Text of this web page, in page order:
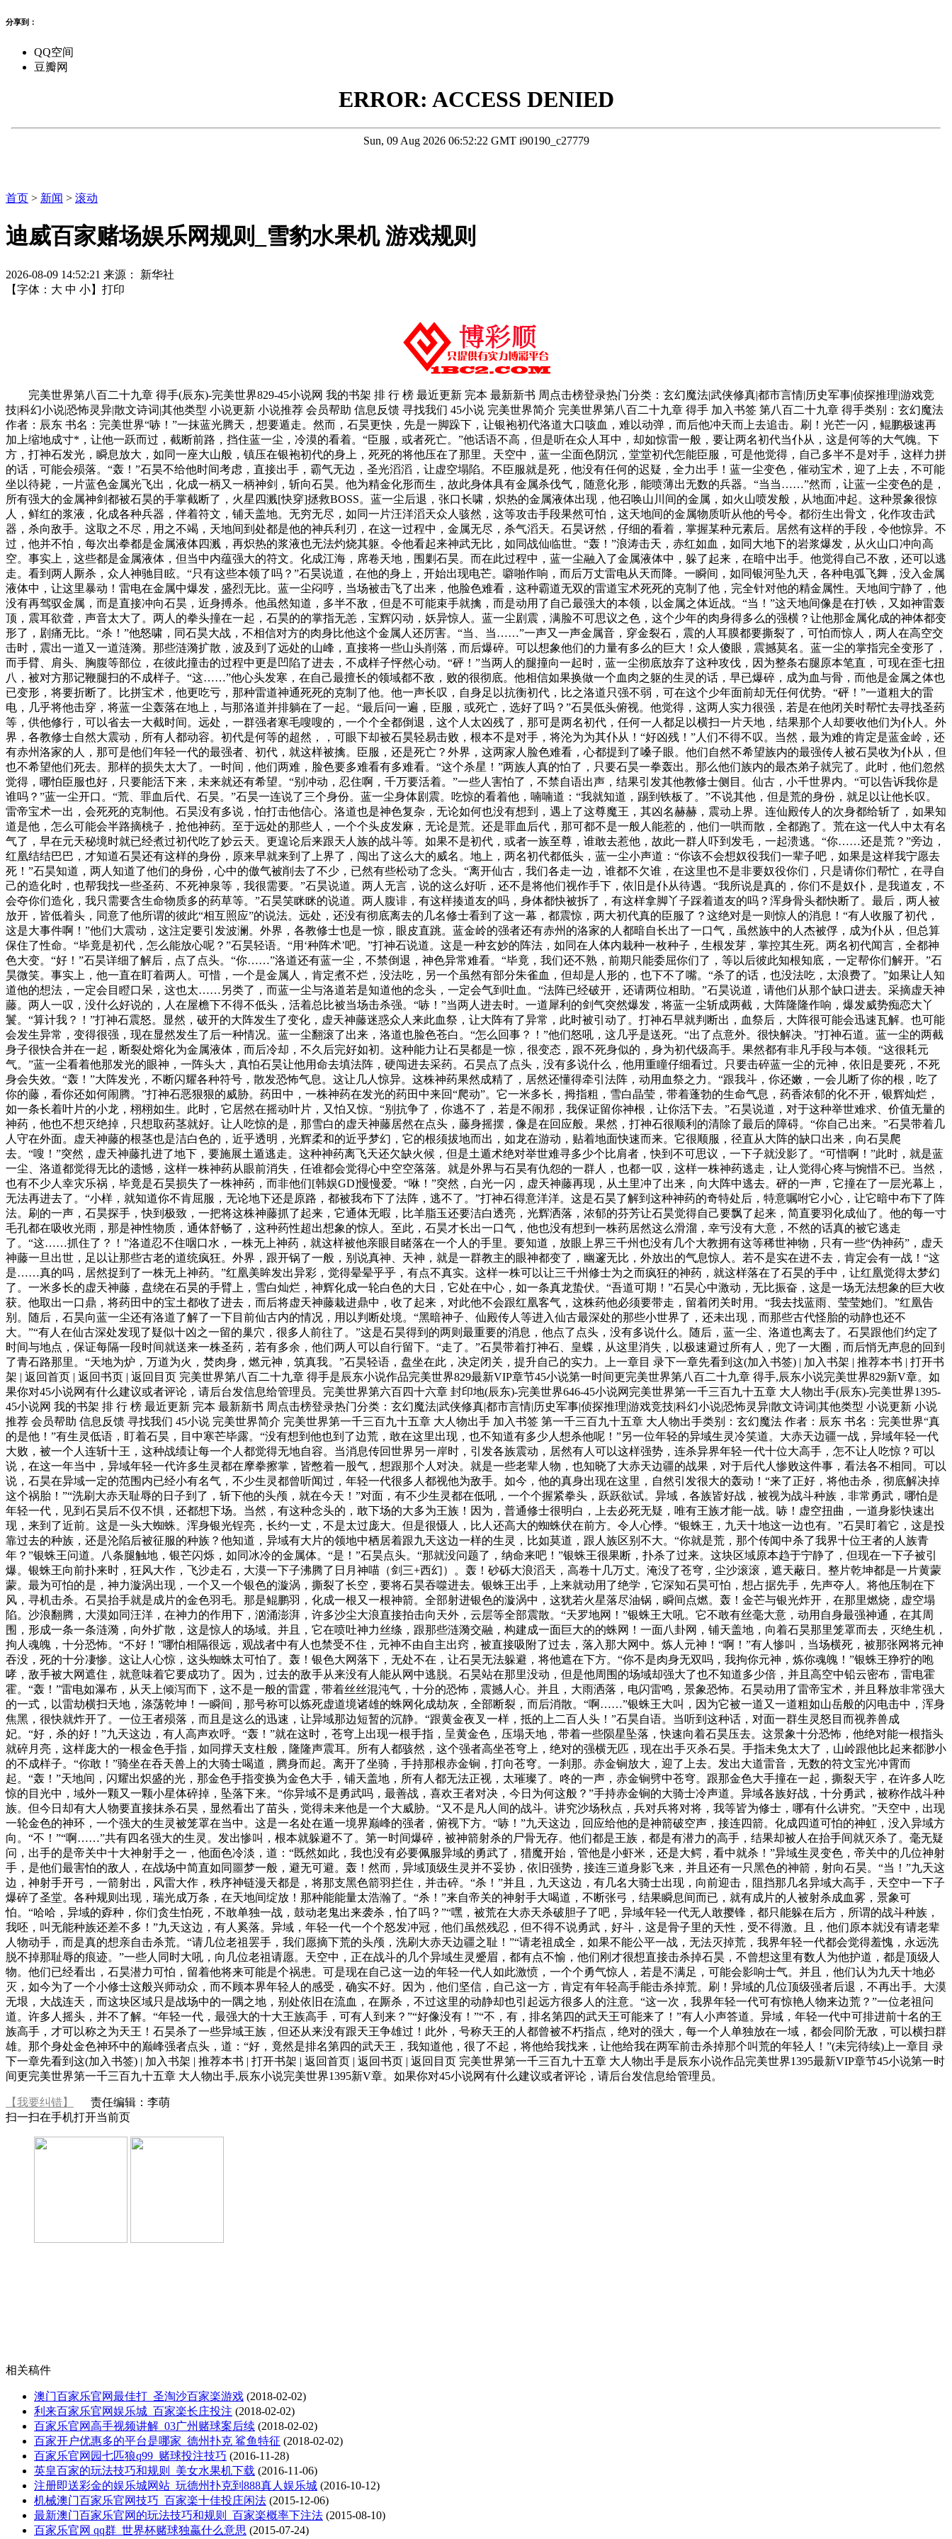
分享到：
QQ空间
豆瓣网
首页 > 新闻 > 滚动
迪威百家赌场娱乐网规则_雪豹水果机 游戏规则
2026-08-09 14:52:21 来源： 新华社
【字体： 大 中 小】 打印
完美世界第八百二十九章 得手(辰东)-完美世界829-45小说网 我的书架 排 行 榜 最近更新 完本 最新新书 周点击榜登录热门分类：玄幻魔法|武侠修真|都市言情|历史军事|侦探推理|游戏竞
技|科幻小说|恐怖灵异|散文诗词|其他类型 小说更新 小说推荐 会员帮助 信息反馈 寻找我们 45小说 完美世界简介 完美世界第八百二十九章 得手 加入书签 第八百二十九章 得手类别：玄幻魔法
作者：辰东 书名：完美世界“哧！”一抹蓝光腾天，想要遁走。然而，石昊更快，先是一脚跺下，让银袍初代洛道大口咳血，难以动弹，而后他冲天而上去追击。刷！光芒一闪，鲲鹏极速再
加上缩地成寸*，让他一跃而过，截断前路，挡住蓝一尘，冷漠的看着。“臣服，或者死亡。”他话语不高，但是听在众人耳中，却如惊雷一般，要让两名初代当仆从，这是何等的大气魄。下
方，打神石发光，瞬息放大，如同一座大山般，镇压在银袍初代的身上，死死的将他压在了那里。天空中，蓝一尘面色阴沉，堂堂初代怎能臣服，可是他觉得，自己多半不是对手，这样力拼
的话，可能会殒落。“轰！”石昊不给他时间考虑，直接出手，霸气无边，圣光滔滔，让虚空塌陷。不臣服就是死，他没有任何的迟疑，全力出手！蓝一尘变色，催动宝术，迎了上去，不可能
坐以待毙，一片蓝色金属光飞出，化成一柄又一柄神剑，斩向石昊。他为精金化形而生，故此身体具有金属杀伐气，随意化形，能喷薄出无数的兵器。“当当……”然而，让蓝一尘变色的是，
所有强大的金属神剑都被石昊的手掌截断了，火星四溅[快穿]拯救BOSS。蓝一尘后退，张口长啸，炽热的金属液体出现，他召唤山川间的金属，如火山喷发般，从地面冲起。这种景象很惊
人，鲜红的浆液，化成各种兵器，伴着符文，铺天盖地。无穷无尽，如同一片汪洋滔天众人骇然，这等攻击手段果然可怕，这天地间的金属物质听从他的号令。都衍生出骨文，化作攻击武
器，杀向敌手。这取之不尽，用之不竭，天地间到处都是他的神兵利刃，在这一过程中，金属无尽，杀气滔天。石昊讶然，仔细的看着，掌握某种元素后。居然有这样的手段，令他惊异。不
过，他并不怕，每次出拳都是金属液体四溅，再炽热的浆液也无法灼烧其躯。令他看起来神武无比，如同战仙临世。“轰！”浪涛击天，赤红如血，如同大地下的岩浆爆发，从火山口冲向高
空。事实上，这些都是金属液体，但当中内蕴强大的符文。化成江海，席卷天地，围剿石昊。而在此过程中，蓝一尘融入了金属液体中，躲了起来，在暗中出手。他觉得自己不敌，还可以逃
走。看到两人厮杀，众人神驰目眩。“只有这些本领了吗？”石昊说道，在他的身上，开始出现电芒。噼啪作响，而后万丈雷电从天而降。一瞬间，如同银河坠九天，各种电弧飞舞，没入金属
液体中，让这里暴动！雷电在金属中爆发，盛烈无比。蓝一尘闷哼，当场被击飞了出来，他脸色难看，这种霸道无双的雷道宝术死死的克制了他，完全针对他的精金属性。天地间宁静了，他
没有再驾驭金属，而是直接冲向石昊，近身搏杀。他虽然知道，多半不敌，但是不可能束手就擒，而是动用了自己最强大的本领，以金属之体近战。“当！”这天地间像是在打铁，又如神雷轰
顶，震耳欲聋，声音太大了。两人的拳头撞在一起，石昊的的掌指无恙，宝辉闪动，妖异惊人。蓝一尘剧震，满脸不可思议之色，这个少年的肉身得多么的强横？让他那金属化成的神体都变
形了，剧痛无比。“杀！”他怒啸，同石昊大战，不相信对方的肉身比他这个金属人还厉害。“当、当……”一声又一声金属音，穿金裂石，震的人耳膜都要撕裂了，可怕而惊人，两人在高空交
击时，震出一道又一道涟漪。那些涟漪扩散，波及到了远处的山峰，直接将一些山头削落，而后爆碎。可以想象他们的力量有多么的巨大！众人傻眼，震撼莫名。蓝一尘的掌指完全变形了，
而手臂、肩头、胸腹等部位，在彼此撞击的过程中更是凹陷了进去，不成样子怦然心动。“砰！”当两人的腿撞向一起时，蓝一尘彻底放弃了这种攻伐，因为整条右腿原本笔直，可现在歪七扭
八，被对方那记鞭腿扫的不成样子。“这……”他心头发寒，在自己最擅长的领域都不敌，败的很彻底。他相信如果换做一个血肉之躯的生灵的话，早已爆碎，成为血与骨，而他是金属之体也
已变形，将要折断了。比拼宝术，他更吃亏，那种雷道神通死死的克制了他。他一声长叹，自身足以抗衡初代，比之洛道只强不弱，可在这个少年面前却无任何优势。“砰！”一道粗大的雷
电，几乎将他击穿，将蓝一尘轰落在地上，与那洛道并排躺在了一起。“最后问一遍，臣服，或死亡，选好了吗？”石昊低头俯视。他觉得，这两人实力很强，若是在他闭关时帮忙去寻找圣药
等，供他修行，可以省去一大截时间。远处，一群强者寒毛嗖嗖的，一个个全都倒退，这个人太凶残了，那可是两名初代，任何一人都足以横扫一片天地，结果那个人却要收他们为仆人。外
界，各教修士自然大震动，所有人都动容。初代是何等的超然，，可眼下却被石昊轻易击败，根本不是对手，将沦为为其仆从！“好凶残！”人们不得不叹。当然，最为难的肯定是蓝金岭，还
有赤州洛家的人，那可是他们年轻一代的最强者、初代，就这样被擒。臣服，还是死亡？外界，这两家人脸色难看，心都提到了嗓子眼。他们自然不希望族内的最强传人被石昊收为仆从，但
也不希望他们死去。那样的损失太大了。一时间，他们两难，脸色要多难看有多难看。“这个杀星！”两族人真的怕了，只要石昊一拳轰出。那么他们族内的最杰弟子就完了。此时，他们忽然
觉得，哪怕臣服也好，只要能活下来，未来就还有希望。“别冲动，忍住啊，千万要活着。”一些人害怕了，不禁自语出声，结果引发其他教修士侧目。仙古，小千世界内。“可以告诉我你是
谁吗？”蓝一尘开口。“荒、罪血后代、石昊。”石昊一连说了三个身份。蓝一尘身体剧震。吃惊的看着他，喃喃道：“我就知道，踢到铁板了。”不说其他，但是荒的身份，就足以让他长叹。
雷帝宝术一出，会死死的克制他。石昊没有多说，怕打击他信心。洛道也是神色复杂，无论如何也没有想到，遇上了这尊魔王，其凶名赫赫，震动上界。连仙殿传人的次身都给斩了，如果知
道是他，怎么可能会半路摘桃子，抢他神药。至于远处的那些人，一个个头皮发麻，无论是荒。还是罪血后代，那可都不是一般人能惹的，他们一哄而散，全都跑了。荒在这一代人中太有名
气了，早在元天秘境时就已经煮过初代吃了妙云天。更遑论后来跟天人族的战斗等。如果不是初代，或者一族至尊，谁敢去惹他，故此一群人吓到发毛，一起溃逃。“你……还是荒？”旁边，
红凰结结巴巴，才知道石昊还有这样的身份，原来早就来到了上界了，闯出了这么大的威名。地上，两名初代都低头，蓝一尘小声道：“你该不会想奴役我们一辈子吧，如果是这样我宁愿去
死！”石昊知道，两人知道了他们的身份，心中的傲气被削去了不少，已然有些松动了念头。“离开仙古，我们各走一边，谁都不欠谁，在这里也不是非要奴役你们，只是请你们帮忙，在寻自
己的造化时，也帮我找一些圣药、不死神泉等，我很需要。”石昊说道。两人无言，说的这么好听，还不是将他们视作手下，依旧是仆从待遇。“我所说是真的，你们不是奴仆，是我道友，不
会夺你们造化，我只需要含生命物质多的药草等。”石昊笑眯眯的说道。两人腹诽，有这样揍道友的吗，身体都快被拆了，有这样拿脚丫子踩着道友的吗？浑身骨头都快断了。最后，两人被
放开，皆低着头，同意了他所谓的彼此“相互照应”的说法。远处，还没有彻底离去的几名修士看到了这一幕，都震惊，两大初代真的臣服了？这绝对是一则惊人的消息！“有人收服了初代，
这是大事件啊！”他们大震动，这注定要引发波澜。外界，各教修士也是一惊，眼皮直跳。蓝金岭的强者还有赤州的洛家的人都暗自长出了一口气，虽然族中的人杰被俘，成为仆从，但总算
保住了性命。“毕竟是初代，怎么能放心呢？”石昊轻语。“用‘种阵术’吧。”打神石说道。这是一种玄妙的阵法，如同在人体内栽种一枚种子，生根发芽，掌控其生死。两名初代闻言，全都神
色大变。“好！”石昊详细了解后，点了点头。“你……”洛道还有蓝一尘，不禁倒退，神色异常难看。“毕竟，我们还不熟，前期只能委屈你们了，等以后彼此知根知底，一定帮你们解开。”石
昊微笑。事实上，他一直在盯着两人。可惜，一个是金属人，肯定煮不烂，没法吃，另一个虽然有部分朱雀血，但却是人形的，也下不了嘴。“杀了的话，也没法吃，太浪费了。”如果让人知
道他的想法，一定会目瞪口呆，这也太……另类了，而蓝一尘与洛道若是知道他的念头，一定会气到吐血。“法阵已经破开，还请两位相助。”石昊说道，请他们从那个缺口进去。采摘虚天神
藤。两人一叹，没什么好说的，人在屋檐下不得不低头，活着总比被当场击杀强。“哧！”当两人进去时。一道犀利的剑气突然爆发，将蓝一尘斩成两截，大阵隆隆作响，爆发威势痴恋大丫
鬟。“算计我？！”打神石震怒。显然，破开的大阵发生了变化，虚天神藤迷惑众人来此血祭，让大阵有了异常，此时被引动了。打神石早就判断出，血祭后，大阵很可能会迅速瓦解。也可能
会发生异常，变得很强，现在显然发生了后一种情况。蓝一尘翻滚了出来，洛道也脸色苍白。“怎么回事？！”他们怒吼，这几乎是送死。“出了点意外。很快解决。”打神石道。蓝一尘的两截
身子很快合并在一起，断裂处熔化为金属液体，而后冷却，不久后完好如初。这种能力让石昊都是一惊，很变态，跟不死身似的，身为初代级高手。果然都有非凡手段与本领。“这很耗元
气。”蓝一尘看着他那发光的眼神，一阵头大，真怕石昊让他用命去填法阵，硬闯进去采药。石昊点了点头，没有多说什么，他用重瞳仔细看过。只要击碎蓝一尘的元神，依旧是要死，不死
身会失效。“轰！”大阵发光，不断闪耀各种符号，散发恐怖气息。这让几人惊异。这株神药果然成精了，居然还懂得牵引法阵，动用血祭之力。“跟我斗，你还嫩，一会儿断了你的根，吃了
你的藤，看你还如何闹腾。”打神石恶狠狠的威胁。药田中，一株神药在发光的药田中来回“爬动”。它一米多长，拇指粗，雪白晶莹，带着蓬勃的生命气息，药香浓郁的化不开，银辉灿烂，
如一条长着叶片的小龙，栩栩如生。此时，它居然在摇动叶片，又怕又惊。“别抗争了，你逃不了，若是不闹邪，我保证留你神根，让你活下去。”石昊说道，对于这种举世难求、价值无量的
神药，他也不想灭绝掉，只想取药茎就好。让人吃惊的是，那雪白的虚天神藤居然在点头，藤身摇摆，像是在回应般。果然，打神石很顺利的清除了最后的障碍。“你自己出来。”石昊带着几
人守在外面。虚天神藤的根茎也是洁白色的，近乎透明，光辉柔和的近乎梦幻，它的根须拔地而出，如龙在游动，贴着地面快速而来。它很顺服，径直从大阵的缺口出来，向石昊爬
去。“嗖！”突然，虚天神藤扎进了地下，要施展土遁逃走。这种神药离飞天还欠缺火候，但是土遁术绝对举世难寻多少个比肩者，快到不可思议，一下子就没影了。“可惜啊！”此时，就是蓝
一尘、洛道都觉得无比的遗憾，这样一株神药从眼前消失，任谁都会觉得心中空空落落。就是外界与石昊有仇怨的一群人，也都一叹，这样一株神药逃走，让人觉得心疼与惋惜不已。当然，
也有不少人幸灾乐祸，毕竟是石昊损失了一株神药，而非他们[韩娱GD]慢慢爱。“咻！”突然，白光一闪，虚天神藤再现，从土里冲了出来，向大阵中逃去。砰的一声，它撞在了一层光幕上，
无法再进去了。“小样，就知道你不肯屈服，无论地下还是原路，都被我布下了法阵，逃不了。”打神石得意洋洋。这是石昊了解到这种神药的奇特处后，特意嘱咐它小心，让它暗中布下了阵
法。刷的一声，石昊探手，快到极致，一把将这株神藤抓了起来，它通体无暇，比羊脂玉还要洁白透亮，光辉洒落，浓郁的芬芳让石昊觉得自己要飘了起来，简直要羽化成仙了。他的每一寸
毛孔都在吸收光雨，那是神性物质，通体舒畅了，这种药性超出想象的惊人。至此，石昊才长出一口气，他也没有想到一株药居然这么滑溜，幸亏没有大意，不然的话真的被它逃走
了。“这……抓住了？！”洛道忍不住咽口水，一株无上神药，就这样被他亲眼目睹落在一个人的手里。要知道，放眼上界三千州也没有几个大教拥有这等稀世神物，只有一些“伪神药”，虚天
神藤一旦出世，足以让那些古老的道统疯狂。外界，跟开锅了一般，别说真神、天神，就是一群教主的眼神都变了，幽邃无比，外放出的气息惊人。若不是实在进不去，肯定会有一战！“这
是……真的吗，居然捉到了一株无上神药。”红凰美眸发出异彩，觉得晕晕乎乎，有点不真实。这样一株可以让三千州修士为之而疯狂的神药，就这样落在了石昊的手中，让红凰觉得太梦幻
了。一米多长的虚天神藤，盘绕在石昊的手臂上，雪白灿烂，神辉化成一轮白色的大日，它处在中心，如一条真龙蛰伏。“吾道可期！”石昊心中激动，无比振奋，这是一场无法想象的巨大收
获。他取出一口鼎，将药田中的宝土都收了进去，而后将虚天神藤栽进鼎中，收了起来，对此他不会跟红凰客气，这株药他必须要带走，留着闭关时用。“我去找蓝雨、莹莹她们。”红凰告
别。随后，石昊向蓝一尘还有洛道了解了一下目前仙古内的情况，用以判断处境。“黑暗神子、仙殿传人等进入仙古最深处的那些小世界了，还未出现，而那些古代怪胎的动静也还不
大。”“有人在仙古深处发现了疑似十凶之一留的巢穴，很多人前往了。”这是石昊得到的两则最重要的消息，他点了点头，没有多说什么。随后，蓝一尘、洛道也离去了。石昊跟他们约定了
时间与地点，保证每隔一段时间就送来一株圣药，若有多余，他们两人可以自行留下。“走了。”石昊带着打神石、皇蝶，从这里消失，以极速避过所有人，兜了一大圈，而后悄无声息的回到
了青石路那里。“天地为炉，万道为火，焚肉身，燃元神，筑真我。”石昊轻语，盘坐在此，决定闭关，提升自己的实力。上一章目 录下一章先看到这(加入书签) | 加入书架 | 推荐本书 | 打开书
架 | 返回首页 | 返回书页 | 返回目页 完美世界第八百二十九章 得手是辰东小说作品完美世界829最新VIP章节45小说第一时间更完美世界第八百二十九章 得手,辰东小说完美世界829新V章。如
果你对45小说网有什么建议或者评论，请后台发信息给管理员。完美世界第六百四十六章 封印地(辰东)-完美世界646-45小说网完美世界第一千三百九十五章 大人物出手(辰东)-完美世界1395-
45小说网 我的书架 排 行 榜 最近更新 完本 最新新书 周点击榜登录热门分类：玄幻魔法|武侠修真|都市言情|历史军事|侦探推理|游戏竞技|科幻小说|恐怖灵异|散文诗词|其他类型 小说更新 小说
推荐 会员帮助 信息反馈 寻找我们 45小说 完美世界简介 完美世界第一千三百九十五章 大人物出手 加入书签 第一千三百九十五章 大人物出手类别：玄幻魔法 作者：辰东 书名：完美世界“真
的是他！”有生灵低语，盯着石昊，目中寒芒毕露。“没有想到他也到了边荒，敢在这里出现，也不知道有多少人想杀他呢！”另一位年轻的异域生灵冷笑道。大赤天边疆一战，异域年轻一代
大败，被一个人连斩十王，这种战绩让每一个人都觉得无地自容。当消息传回世界另一岸时，引发各族震动，居然有人可以这样强势，连杀异界年轻一代十位大高手，怎不让人吃惊？可以
说，在这一年当中，异域年轻一代许多生灵都在摩拳擦掌，皆憋着一股气，想跟那个人对决。就是一些老辈人物，也知晓了大赤天边疆的战果，对于后代人惨败这件事，看法各不相同。可以
说，石昊在异域一定的范围内已经小有名气，不少生灵都曾听闻过，年轻一代很多人都视他为敌手。如今，他的真身出现在这里，自然引发很大的轰动！“来了正好，将他击杀，彻底解决掉
这个祸胎！”“洗刷大赤天耻辱的日子到了，斩下他的头颅，就在今天！”对面，有不少生灵都在低吼，一个个握紧拳头，跃跃欲试。异域，各族皆好战，被视为战斗种族，非常勇武，哪怕是
年轻一代，见到石昊后不仅不惧，还都想下场。当然，有这种念头的，敢下场的大多为王族！因为，普通修士很明白，上去必死无疑，唯有王族才能一战。哧！虚空扭曲，一道身影快速出
现，来到了近前。这是一头大蜘蛛。浑身银光锃亮，长约一丈，不是太过庞大。但是很慑人，比人还高大的蜘蛛伏在前方。令人心悸。“银蛛王，九天十地这一边也有。”石昊盯着它，这是投
靠过去的种族，还是沦陷后被征服的种族？他知道，异域有大片的领地中栖居着跟九天这边一样的生灵，比如莫道，跟人族区别不大。“你就是荒，那个传闻中杀了我界十位王者的人族青
年？”银蛛王问道。八条腿触地，银芒闪烁，如同冰冷的金属体。“是！”石昊点头。“那就没问题了，纳命来吧！”银蛛王很果断，扑杀了过来。这块区域原本趋于宁静了，但现在一下子被引
爆。银蛛王向前扑来时，狂风大作，飞沙走石，大漠一下子沸腾了日月神喵（剑三+西幻）。轰！砂砾大浪滔天，高卷十几万丈。淹没了苍穹，尘沙滚滚，遮天蔽日。整片乾坤都是一片黄蒙
蒙。最为可怕的是，神力漩涡出现，一个又一个银色的漩涡，撕裂了长空，要将石昊吞噬进去。银蛛王出手，上来就动用了绝学，它深知石昊可怕，想占据先手，先声夺人。将他压制在下
风，寻机击杀。石昊抬手就是成片的金色羽毛。那是鲲鹏羽，化成一根又一根神箭。全部射进银色的漩涡中，这犹若火星落尽油锅，瞬间点燃。轰！金芒与银光炸开，在那里燃烧，虚空塌
陷。沙浪翻腾，大漠如同汪洋，在神力的作用下，汹涌澎湃，许多沙尘大浪直接拍击向天外，云层等全部震散。“天罗地网！”银蛛王大吼。它不敢有丝毫大意，动用自身最强神通，在其周
围，形成一条一条涟漪，向外扩散，这是惊人的场域。并且，它在喷吐神力丝绦，跟那些涟漪交融，构建成一面巨大的的蛛网！一面八卦网，铺天盖地，向着石昊那里笼罩而去，灭绝生机，
拘人魂魄，十分恐怖。“不好！”哪怕相隔很远，观战者中有人也禁受不住，元神不由自主出窍，被直接吸附了过去，落入那大网中。炼人元神！“啊！”有人惨叫，当场横死，被那张网将元神
吞没，死的十分凄惨。这让人心惊，这头蜘蛛太可怕了。轰！银色大网落下，无处不在，让石昊无法躲避，将他遮在下方。“你不是肉身无双吗，我拘你元神，炼你魂魄！”银蛛王狰狞的咆
哮，敌手被大网遮住，就意味着它要成功了。因为，过去的敌手从来没有人能从网中逃脱。石昊站在那里没动，但是他周围的场域却强大了也不知道多少倍，并且高空中铅云密布，雷电霍
霍。“轰！”雷电如瀑布，从天上倾泻而下，这不是一般的雷霆，带着丝丝混沌气，十分的恐怖，震撼人心。并且，大雨洒落，电闪雷鸣，景象恐怖。石昊动用了雷帝宝术，并且释放非常强大
的一式，以雷劫横扫天地，涤荡乾坤！一瞬间，那号称可以炼死虚道境诸雄的蛛网化成劫灰，全部断裂，而后消散。“啊……”银蛛王大叫，因为它被一道又一道粗如山岳般的闪电击中，浑身
焦黑，很快就炸开了。一位王者殒落，而且是这么的迅速，让异域那边短暂的沉静。“跟黄金夜叉一样，抵的上二百人头！”石昊自语。当听到这种话，对面一群生灵怒目而视养兽成
妃。“好，杀的好！”九天这边，有人高声欢呼。“轰！”就在这时，苍穹上出现一根手指，呈黄金色，压塌天地，带着一些陨星坠落，快速向着石昊压去。这景象十分恐怖，他绝对能一根指头
就碎月亮，这样庞大的一根金色手指，如同撑天支柱般，隆隆声震耳。所有人都骇然，这个强者高坐苍穹上，绝对的强横无匹，现在出手灭杀石昊。手指未免太大了，山岭跟他比起来都渺小
的不成样子。“你敢！”骑坐在吞天兽上的大骑士喝道，腾身而起。离开了坐骑，手持那根赤金锏，打向苍穹。一刹那。赤金锏放大，迎了上去。发出大道雷音，无数的符文宝光冲霄而
起。“轰！”天地间，闪耀出炽盛的光，那金色手指变换为金色大手，铺天盖地，所有人都无法正视，太璀璨了。咚的一声，赤金锏劈中苍穹。跟那金色大手撞在一起，撕裂天宇，在许多人吃
惊的目光中，域外一颗又一颗小星体碎掉，坠落下来。“你异域不是勇武吗，最善战，喜欢王者对决，今日为何这般？”手持赤金锏的大骑士冷声道。异域各族好战，十分勇武，被称作战斗种
族。但今日却有大人物要直接抹杀石昊，显然看出了苗头，觉得未来他是一个大威胁。“又不是凡人间的战斗。讲究沙场秋点，兵对兵将对将，我等皆为修士，哪有什么讲究。”天空中，出现
一轮金色的神环，一个强大的生灵被笼罩在当中。这是一名处在遁一境界巅峰的强者，俯视下方。“哧！”九天这边，回应给他的是神箭破空声，接连四箭。化成四道可怕的神虹，没入异域方
向。“不！”“啊……”共有四名强大的生灵。发出惨叫，根本就躲避不了。第一时间爆碎，被神箭射杀的尸骨无存。他们都是王族，都是有潜力的高手，结果却被人在抬手间就灭杀了。毫无疑
问，出手的是帝关中十大神射手之一，他面色冷淡，道：“既然如此，我也没有必要佩服异域的勇武了，猎魔开始，管他是小虾米，还是大鳄，看中就杀！”异域生灵变色，帝关中的几位神射
手，是他们最害怕的敌人，在战场中简直如同噩梦一般，避无可避。轰！然而，异域顶级生灵并不妥协，依旧强势，接连三道身影飞来，并且还有一只黑色的神箭，射向石昊。“当！”九天这
边，神射手开弓，一箭射出，风雷大作，秩序神链漫天都是，将那支黑色箭羽拦住，并击碎。“杀！”并且，九天这边，有几名大骑士出现，向前迎击，阻挡那几名异域大高手，天空中一下子
爆碎了圣堂。各种规则出现，瑞光成万条，在天地间绽放！那种能能量太浩瀚了。“杀！”来自帝关的神射手大喝道，不断张弓，结果瞬息间而已，就有成片的人被射杀成血雾，景象可
怕。“哈哈，异域的孬种，你们贪生怕死，不敢单独一战，鼓动老鬼出来袭杀，怕了吗？”“嘿，被荒在大赤天杀破胆子了吧，异域年轻一代无人敢撄锋，都只能躲在后方，所谓的战斗种族，
我呸，叫无能种族还差不多！”九天这边，有人奚落。异域，年轻一代一个个怒发冲冠，他们虽然残忍，但不得不说勇武，好斗，这是骨子里的天性，受不得激。且，他们原本就没有请老辈
人物动手，而是真的想亲自击杀荒。“请几位老祖罢手，我们愿摘下荒的头颅，洗刷大赤天边疆之耻！”“请老祖成全，如果不能公平一战，无法灭掉荒，我界年轻一代都会觉得羞愧，永远洗
脱不掉那耻辱的痕迹。”一些人同时大吼，向几位老祖请愿。天空中，正在战斗的几个异域生灵蹙眉，都有点不愉，他们刚才很想直接击杀掉石昊，不曾想这里有数人为他护道，都是顶级人
物。他们已经看出，石昊潜力可怕，留着他将来可能是个祸患。可是现在自己这一边的年轻一代人如此激愤，一个个勇气惊人，若是不满足，可能会影响士气。并且，他们认为九天十地必
灭，如今为了一个小修士这般兴师动众，而不顾本界年轻人的感受，确实不好。因为，他们坚信，自己这一方，肯定有年轻高手能击杀掉荒。刷！异域的几位顶级强者后退，不再出手。大漠
无垠，大战连天，而这块区域只是战场中的一隅之地，别处依旧在流血，在厮杀，不过这里的动静却也引起远方很多人的注意。“这一次，我界年轻一代可有惊艳人物来边荒？”一位老祖问
道。许多人摇头，并不了解。“年轻一代，最强大的十大王族高手，可有人到来？”“好像没有！”“不，有，排名第四的武天王可能来了！”有人小声答道。异域，年轻一代中可排进前十名的王
族高手，才可以称之为天王！石昊杀了一些异域王族，但还从来没有跟天王争雄过！此外，号称天王的人都曾被不朽指点，绝对的强大，每一个人单独放在一域，都会同阶无敌，可以横扫群
雄。那个身处金色神环中的巅峰强者点头，道：“好，竟然是排名第四的武天王，我知道他，很了不起，将他给我找来，让他给我在两军前击杀掉那个叫荒的年轻人！”(未完待续)上一章目 录
下一章先看到这(加入书签) | 加入书架 | 推荐本书 | 打开书架 | 返回首页 | 返回书页 | 返回目页 完美世界第一千三百九十五章 大人物出手是辰东小说作品完美世界1395最新VIP章节45小说第一时
间更完美世界第一千三百九十五章 大人物出手,辰东小说完美世界1395新V章。如果你对45小说网有什么建议或者评论，请后台发信息给管理员。
【我要纠错】
责任编辑：李萌
扫一扫在手机打开当前页
相关稿件
澳门百家乐官网最佳打_圣淘沙百家楽游戏 (2018-02-02)
利来百家乐官网娱乐城_百家楽长庄投注 (2018-02-02)
百家乐官网高手视频讲解_03广州赌球案后续 (2018-02-02)
百家开户优惠多的平台是哪家_德州扑克 鲨鱼特征 (2018-02-02)
百家乐官网园七匹狼q99_赌球投注技巧 (2016-11-28)
英皇百家的玩法技巧和规则_美女水果机下载 (2016-11-06)
注册即送彩金的娱乐城网站_玩德州扑克到888真人娱乐城 (2016-10-12)
机械澳门百家乐官网技巧_百家楽十佳投庄闲法 (2015-12-06)
最新澳门百家乐官网的玩法技巧和规则_百家楽概率下注法 (2015-08-10)
百家乐官网 qq群_世界杯赌球独蠃什么意思 (2015-07-24)